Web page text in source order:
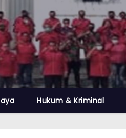
Hukum & Kriminal